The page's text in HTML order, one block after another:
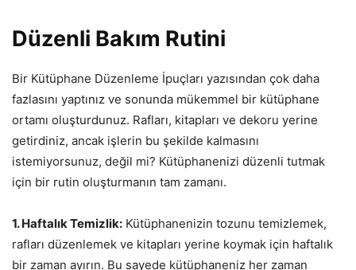
Düzenli Bakım Rutini
Bir Kütüphane Düzenleme İpuçları yazısından çok daha
fazlasını yaptınız ve sonunda mükemmel bir kütüphane
ortamı oluşturdunuz. Rafları, kitapları ve dekoru yerine
getirdiniz, ancak işlerin bu şekilde kalmasını
istemiyorsunuz, değil mi? Kütüphanenizi düzenli tutmak
için bir rutin oluşturmanın tam zamanı.
1. Haftalık Temizlik: Kütüphanenizin tozunu temizlemek,
rafları düzenlemek ve kitapları yerine koymak için haftalık
bir zaman ayırın. Bu sayede kütüphaneniz her zaman